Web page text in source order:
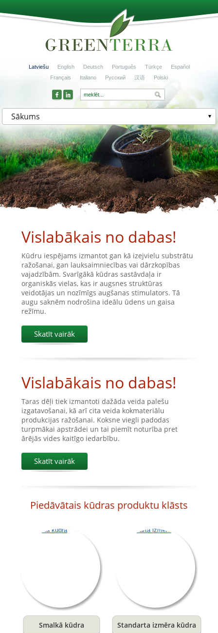
Latviešu English Deutsch Português Türkçe
Español
Français
Italiano Русский 汉语 Polski
Sākums
Vislabākais no dabas!
Kūdru iespējams izmantot gan kā izejvielu substrātu
ražošanai, gan lauksaimniecības vai dārzkopības
vajadzībām. Svarīgākā kūdras sastāvdaļa ir
organiskās vielas, kas ir augsnes struktūras
veidotājas un nozīmīgs augšanas stimulators. Tā
augu saknēm nodrošina ideālu ūdens un gaisa
režīmu.
Skatīt vairāk
Vislabākais no dabas!
Taras dēļi tiek izmantoti dažāda veida palešu
izgatavošanai, kā arī cita veida kokmateriālu
produkcijas ražošanai. Koksne viegli padodas
turpmākai apstrādei un tai piemīt noturība pret
ārējās vides kaitīgo iedarbību.
Skatīt vairāk
Piedāvātais kūdras produktu klāsts
Smalkā kūdra Standarta izmēra kūdra